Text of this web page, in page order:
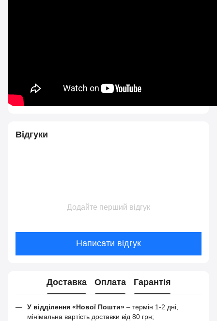
Відгуки
Додайте перший відгук
Написати відгук
Доставка Оплата Гарантія
У відділення «Нової Пошти» – термін 1-2 дні,
мінімальна вартість доставки від 80 грн;